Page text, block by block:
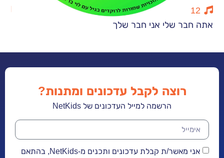
שלי אני חבר שלך
רוצה לקבל עדכונים ומתנות?
הרשמה למייל העדכונים של NetKids
אני מאשר/ת קבלת עדכונים ותכנים מ-NetKids, בהתאם